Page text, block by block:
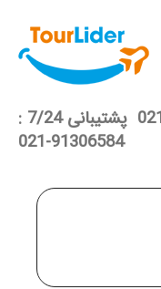
26248209-021 پشتیبانی 7/24 :
91306584-021